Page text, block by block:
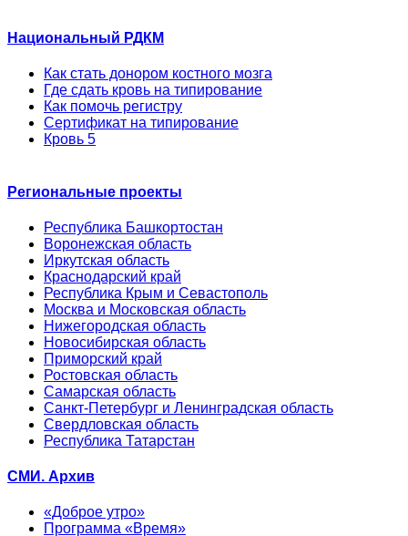
Национальный РДКМ
Как стать донором костного мозга
Где сдать кровь на типирование
Как помочь регистру
Сертификат на типирование
Кровь 5
Региональные проекты
Республика Башкортостан
Воронежская область
Иркутская область
Краснодарский край
Республика Крым и Севастополь
Москва и Московская область
Нижегородская область
Новосибирская область
Приморский край
Ростовская область
Самарская область
Санкт-Петербург и Ленинградская область
Свердловская область
Республика Татарстан
СМИ. Архив
«Доброе утро»
Программа «Время»